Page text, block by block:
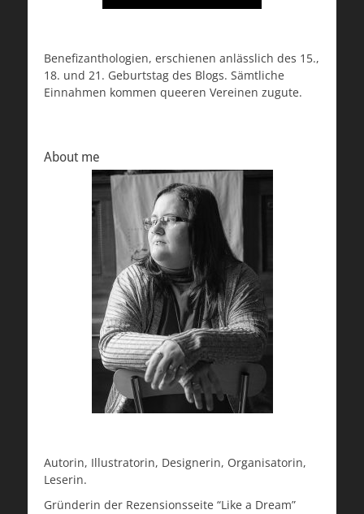
Benefizanthologien, erschienen anlässlich des 15.,
18. und 21. Geburtstag des Blogs. Sämtliche
Einnahmen kommen queeren Vereinen zugute.
About me
Autorin, Illustratorin, Designerin, Organisatorin,
Leserin.
Gründerin der Rezensionsseite “Like a Dream”